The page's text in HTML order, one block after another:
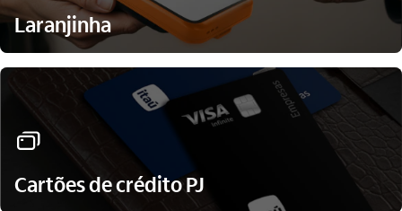
Laranjinha
cartoes_outline
Cartões de crédito PJ